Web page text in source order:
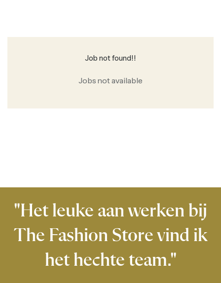
Job not found!!
Jobs not available
"Het leuke aan werken bij
The Fashion Store vind ik
het hechte team."